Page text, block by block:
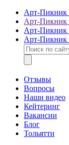
Арт-Пикник
Арт-Пикник
Арт-Пикник
Арт-
Отзывы
Вопросы
Наши видео
Кейтеринг
Вакансии
Блог
Тольятти